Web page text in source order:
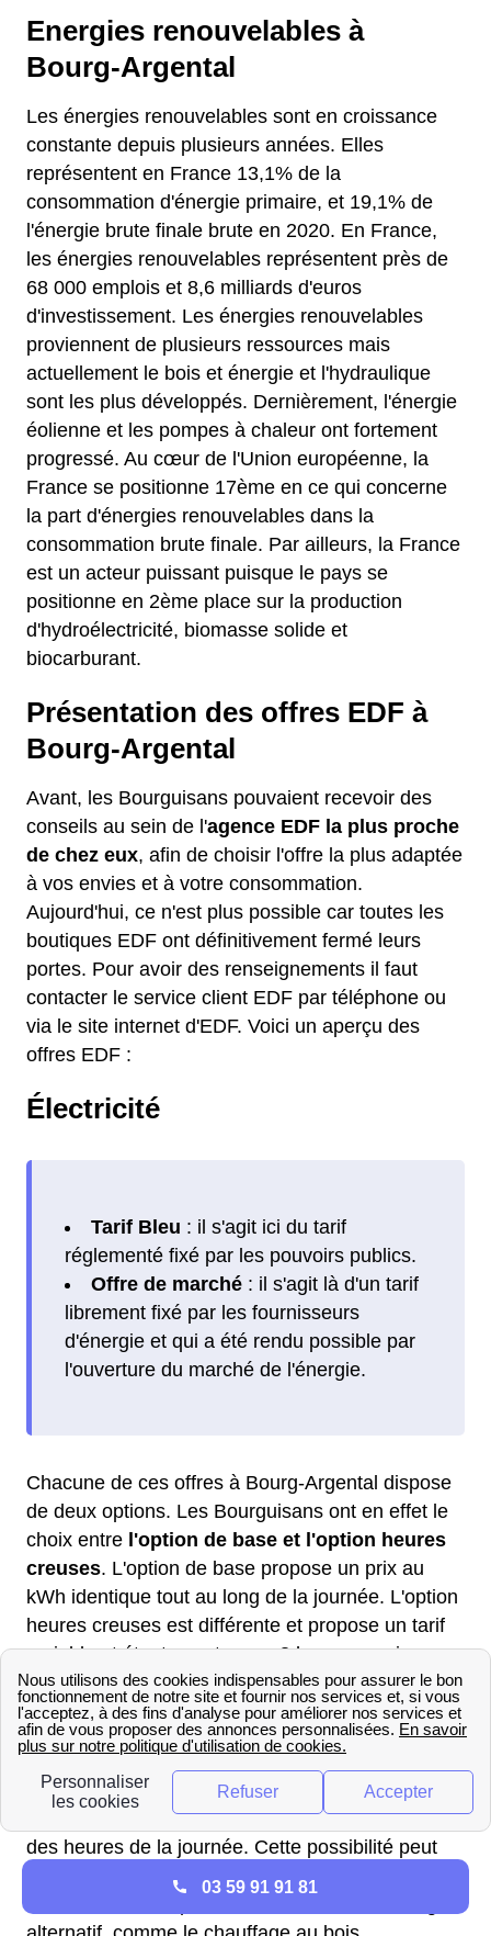
Energies renouvelables à
Bourg-Argental
Les énergies renouvelables sont en croissance
constante depuis plusieurs années. Elles
représentent en France 13,1% de la
consommation d'énergie primaire, et 19,1% de
l'énergie brute finale brute en 2020. En France,
les énergies renouvelables représentent près de
68 000 emplois et 8,6 milliards d'euros
d'investissement. Les énergies renouvelables
proviennent de plusieurs ressources mais
actuellement le bois et énergie et l'hydraulique
sont les plus développés. Dernièrement, l'énergie
éolienne et les pompes à chaleur ont fortement
progressé. Au cœur de l'Union européenne, la
France se positionne 17ème en ce qui concerne
la part d'énergies renouvelables dans la
consommation brute finale. Par ailleurs, la France
est un acteur puissant puisque le pays se
positionne en 2ème place sur la production
d'hydroélectricité, biomasse solide et
biocarburant.
Présentation des offres EDF à
Bourg-Argental
Avant, les Bourguisans pouvaient recevoir des
conseils au sein de l'agence EDF la plus proche
de chez eux, afin de choisir l'offre la plus adaptée
à vos envies et à votre consommation.
Aujourd'hui, ce n'est plus possible car toutes les
boutiques EDF ont définitivement fermé leurs
portes. Pour avoir des renseignements il faut
contacter le service client EDF par téléphone ou
via le site internet d'EDF. Voici un aperçu des
offres EDF :
Électricité
Tarif Bleu : il s'agit ici du tarif
réglementé fixé par les pouvoirs publics.
Offre de marché: il s'agit là d'un tarif
librement fixé par les fournisseurs
d'énergie et qui a été rendu possible par
l'ouverture du marché de l'énergie.
Chacune de ces offres à Bourg-Argental dispose
de deux options. Les Bourguisans ont en effet le
choix entre l'option de base et l'option heures
creuses. L'option de base propose un prix au
kWh identique tout au long de la journée. L'option
heures creuses est différente et propose un tarif
variable et étant avantageux 8 heures par jour.
Une dernière option existe si jamais aucune de
celles citées précédemment ne vous correspond :
il s'agit de l'option Tempo. Cette offre est liée au
tarif bleu et propose un prix du kWh qui est
différent selon les jours de la semaine mais aussi
des heures de la journée. Cette possibilité peut
être avantageuse si vous consommez plus de 9
03 59 91 91 81